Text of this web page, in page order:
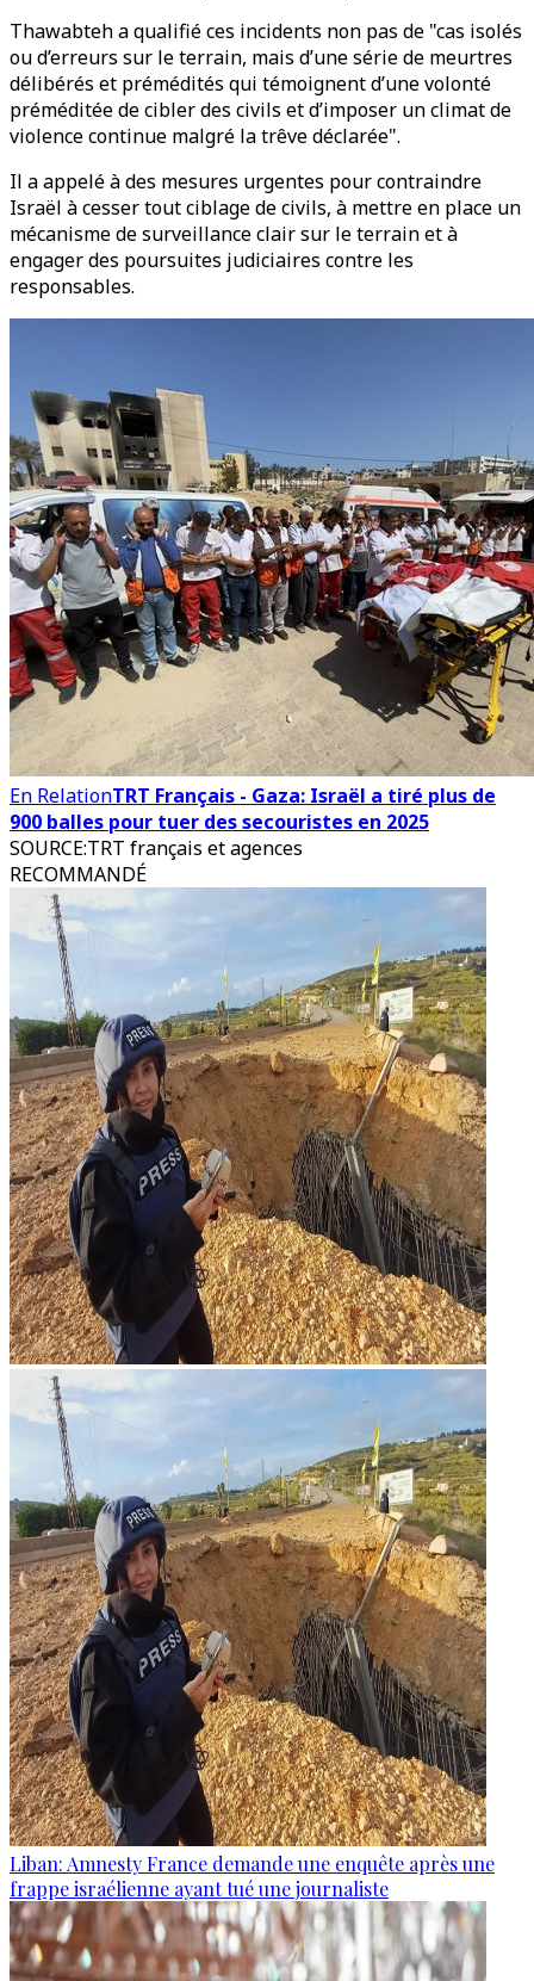
Thawabteh a qualifié ces incidents non pas de "cas isolés
ou d’erreurs sur le terrain, mais d’une série de meurtres
délibérés et prémédités qui témoignent d’une volonté
préméditée de cibler des civils et d’imposer un climat de
violence continue malgré la trêve déclarée".
Il a appelé à des mesures urgentes pour contraindre
Israël à cesser tout ciblage de civils, à mettre en place un
mécanisme de surveillance clair sur le terrain et à
engager des poursuites judiciaires contre les
responsables.
En RelationTRT Français - Gaza: Israël a tiré plus de
900 balles pour tuer des secouristes en 2025
SOURCE:TRT français et agences
RECOMMANDÉ
Liban: Amnesty France demande une enquête après une
frappe israélienne ayant tué une journaliste